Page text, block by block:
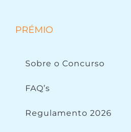
PRÉMIO
Sobre o Concurso
FAQ’s
Regulamento 2026